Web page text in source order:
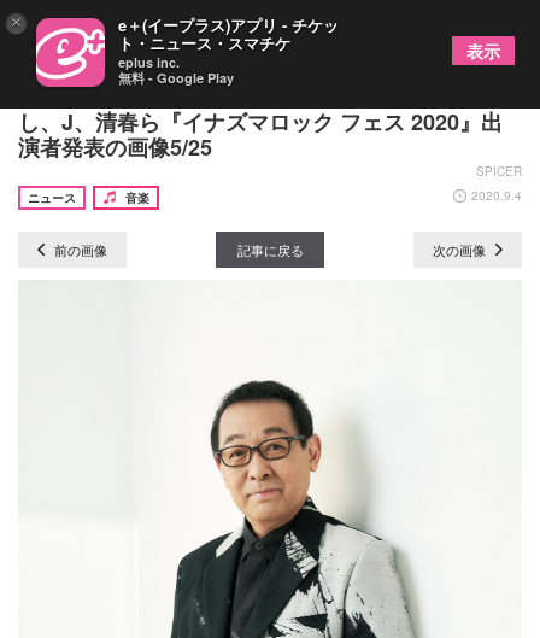
西川貴教、ももクロ、金爆、ボイメン、さだまさ
し、J、清春ら『イナズマロック フェス 2020』出
演者発表の画像5/25
SPICER
ニュース
音楽 2020.9.4
前の画像 記事に戻る 次の画像
× e＋(イープラス)アプリ - チケッ
ト・ニュース・スマチケ
eplus inc.
無料 - Google Play
表示